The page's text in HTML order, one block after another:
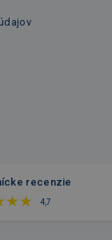
recenzie
4,7